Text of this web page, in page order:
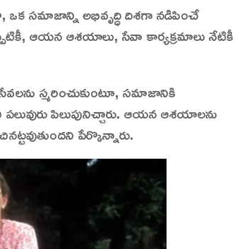
సమాజాన్ని అభివృద్ధి దిశగా నడిపించే
ఆయన ఆశయాలు, సేవా కార్యక్రమాలు నేటికీ
స్మరించుకుంటూ, సమాజానికి
పిలుపునిచ్చారు. ఆయన ఆశయాలను
పేర్కొన్నారు.